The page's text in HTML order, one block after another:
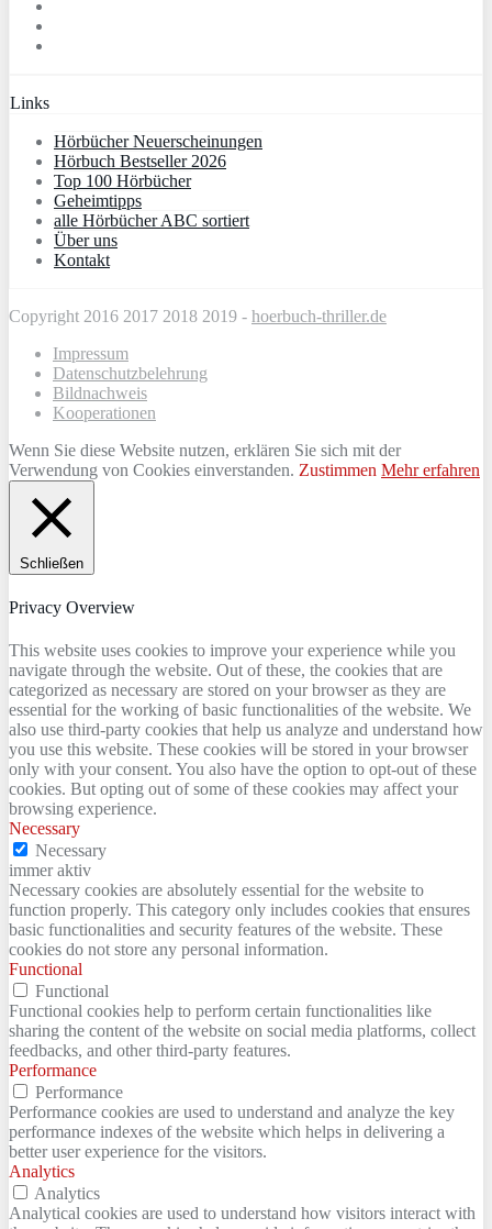
Links
Hörbücher Neuerscheinungen
Hörbuch Bestseller 2026
Top 100 Hörbücher
Geheimtipps
alle Hörbücher ABC sortiert
Über uns
Kontakt
Copyright 2016 2017 2018 2019 - hoerbuch-thriller.de
Impressum
Datenschutzbelehrung
Bildnachweis
Kooperationen
Wenn Sie diese Website nutzen, erklären Sie sich mit der
Verwendung von Cookies einverstanden. Zustimmen Mehr erfahren
Schließen
Privacy Overview
This website uses cookies to improve your experience while you
navigate through the website. Out of these, the cookies that are
categorized as necessary are stored on your browser as they are
essential for the working of basic functionalities of the website. We
also use third-party cookies that help us analyze and understand how
you use this website. These cookies will be stored in your browser
only with your consent. You also have the option to opt-out of these
cookies. But opting out of some of these cookies may affect your
browsing experience.
Necessary
Necessary
immer aktiv
Necessary cookies are absolutely essential for the website to
function properly. This category only includes cookies that ensures
basic functionalities and security features of the website. These
cookies do not store any personal information.
Functional
Functional
Functional cookies help to perform certain functionalities like
sharing the content of the website on social media platforms, collect
feedbacks, and other third-party features.
Performance
Performance
Performance cookies are used to understand and analyze the key
performance indexes of the website which helps in delivering a
better user experience for the visitors.
Analytics
Analytics
Analytical cookies are used to understand how visitors interact with